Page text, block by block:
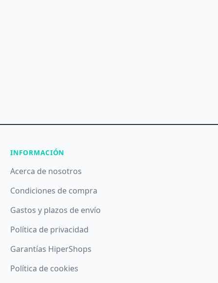
INFORMACIÓN
Acerca de nosotros
Condiciones de compra
Gastos y plazos de envío
Política de privacidad
Garantías HiperShops
Política de cookies